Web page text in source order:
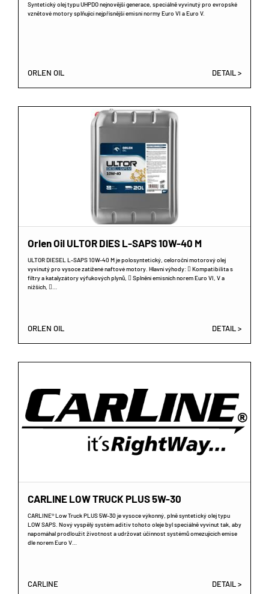
Syntetický olej typu UHPDO nejnovější generace, speciálně vyvinutý pro evropské
vznětové motory splňující nejpřísnější emisní normy Euro VI a Euro V.
ORLEN OIL DETAIL >
Orlen Oil ULTOR DIES L-SAPS 10W-40 M
ULTOR DIESEL L-SAPS 10W-40 M je polosyntetický, celoroční motorový olej
vyvinutý pro vysoce zatížené naftové motory. Hlavní výhody:  Kompatibilita s
filtry a katalyzátory výfukových plynů,  Splnění emisních norem Euro VI, V a
nižších, …
ORLEN OIL DETAIL >
CARLINE LOW TRUCK PLUS 5W-30
CARLINE® Low Truck PLUS 5W-30 je vysoce výkonný, plně syntetický olej typu
LOW SAPS. Nový vyspělý systém aditiv tohoto oleje byl speciálně vyvinut tak, aby
napomáhal prodloužit životnost a udržovat účinnost systémů omezujících emise
dle norem Euro V…
CARLINE DETAIL >